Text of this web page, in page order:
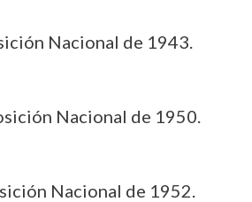
Nacional de 1943.
Nacional de 1950.
Nacional de 1952.